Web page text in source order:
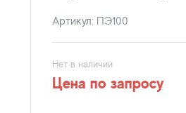
Артикул: ПЭ100
Нет в наличии
Цена по запросу